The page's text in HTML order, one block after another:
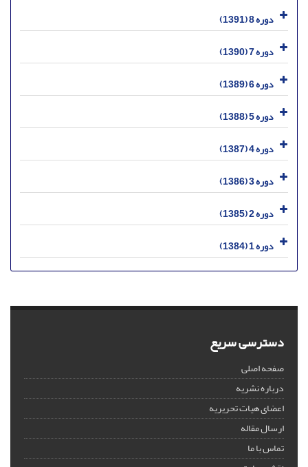
دوره 8 (1391)
دوره 7 (1390)
دوره 6 (1389)
دوره 5 (1388)
دوره 4 (1387)
دوره 3 (1386)
دوره 2 (1385)
دوره 1 (1384)
دسترسی سریع
صفحه اصلی
درباره نشریه
اعضای هیات تحریریه
ارسال مقاله
تماس با ما